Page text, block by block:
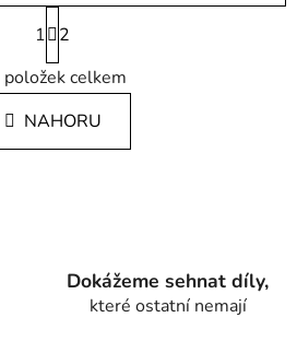
O
v
l
á
d
S
t
r
á
n
k
1
2
položek celkem
NAHORU
Dokážeme sehnat díly,
které ostatní nemají